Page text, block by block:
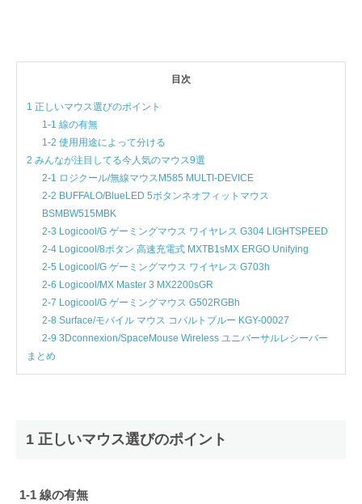
目次
1 正しいマウス選びのポイント
1-1 線の有無
1-2 使用用途によって分ける
2 みんなが注目してる今人気のマウス9選
2-1 ロジクール/無線マウスM585 MULTI-DEVICE
2-2 BUFFALO/BlueLED 5ボタンネオフィットマウス
BSMBW515MBK
2-3 Logicool/G ゲーミングマウス ワイヤレス G304 LIGHTSPEED
2-4 Logicool/8ボタン 高速充電式 MXTB1sMX ERGO Unifying
2-5 Logicool/G ゲーミングマウス ワイヤレス G703h
2-6 Logicool/MX Master 3 MX2200sGR
2-7 Logicool/G ゲーミングマウス G502RGBh
2-8 Surface/モバイル マウス コバルトブルー KGY-00027
2-9 3Dconnexion/SpaceMouse Wireless ユニバーサルレシーバー
まとめ
1 正しいマウス選びのポイント
1-1 線の有無